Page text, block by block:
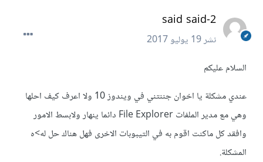
said said-2
نشر19 يوليو 2017
السلام عليكم
عندي مشكلة يا اخوان جننتني في ويندوز 10 ولا اعرف كيف احلها
وهي مع مدير الملفات File Explorer دائما ينهار ولابسط الامور
وافقد كل ماكنت اقوم به في التيبوبات الاخرى فهل هناك حل له>ه
المشكلة.